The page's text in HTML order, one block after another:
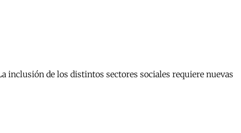
inclusión de los distintos sectores sociales requiere nuevas